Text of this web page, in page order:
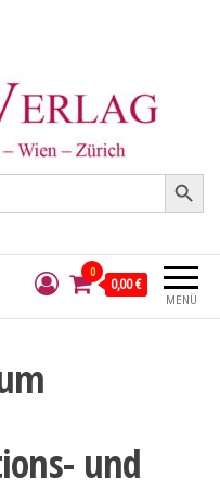
Search Button
MENÜ
0
0,00 €
und